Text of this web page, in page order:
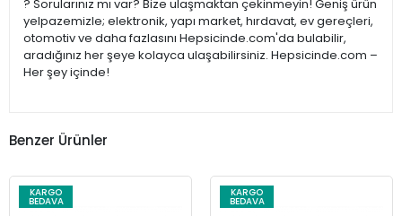
? Sorularınız mı var? Bize ulaşmaktan çekinmeyin! Geniş ürün
yelpazemizle; elektronik, yapı market, hırdavat, ev gereçleri,
otomotiv ve daha fazlasını Hepsicinde.com'da bulabilir,
aradığınız her şeye kolayca ulaşabilirsiniz. Hepsicinde.com –
Her şey içinde!
Benzer Ürünler
KARGO
BEDAVA
KARGO
BEDAVA